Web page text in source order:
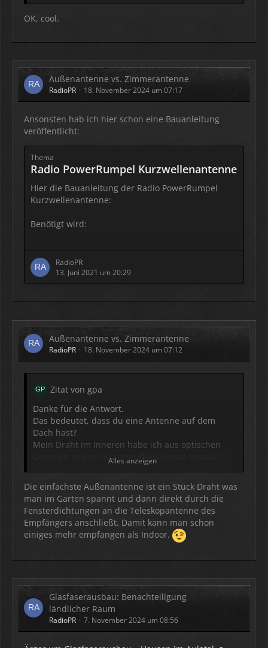
OK, cool.
Außenantenne vs. Zimmerantenne
RadioPR 18. November 2024 um 07:17
Ansonsten hab ich hier schon eine Bauanleitung
veröffentlicht:
Thema
Radio PowerRumpel Kurzwellenantenne
Hier die Bauanleitung der Radio PowerRumpel
Kurzwellenantenne:
Benötigt wird:
8m dünnen Kupferdraht. (z.B. Litze)
1x Krokodilklemme zum Löten
- Lötutensilien , Seitenschneider, Messer
1. Klinkenstecker am zweiten Isolierring
abschneiden.
Krokoklemme und 4m an die Masse des
Klinkensteckers löten.
3. Fertig
RadioPR
13. Juni 2021 um 20:29
Außenantenne vs. Zimmerantenne
RadioPR 18. November 2024 um 07:12
Zitat von gpa
Danke für die Antwort.
Das bedeutet, dass du eine Antenne auf dem
Dach hast?
Mein Draht im Inneren habe ich aus optischen
Gründen in eine (Kunststoff-)Fußleiste verbaut.
Wie sieht deine Antenne auf dem Dach aus (wenn
ist)?
Wie schließt du die an deinen Empfänger an? Bei
offenem Fenster nur temporär oder gibt es eine
direkte
Verbindung von innen nach außen? Ein solchen
wohl nicht
nachträglich hinbekommen (außer man bohrt
irgendwo durch....).
Viele Grüße
Guido
Alles anzeigen
Die einfachste Außenantenne ist ein Stück Draht was
man im Garten spannt und dann direkt durch die
Fensterdichtungen an die Teleskopantenne des
Empfängers anschließt. Damit kann man schon
einiges mehr empfangen als Indoor.
Glasfaserausbau: Benachteiligung
ländlicher Raum
RadioPR 7. November 2024 um 08:56